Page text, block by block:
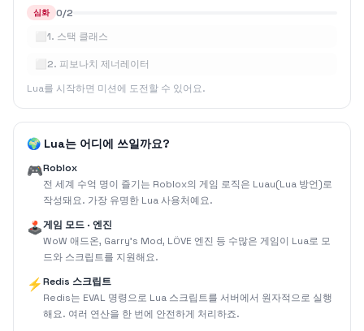
심화 0/2
1. 스택 클래스
2. 피보나치 제너레이터
Lua를 시작하면 미션에 도전할 수 있어요.
🌍 Lua는 어디에 쓰일까요?
🎮Roblox
전 세계 수억 명이 즐기는 Roblox의 게임 로직은 Luau(Lua 방언)로
작성돼요. 가장 유명한 Lua 사용처예요.
🕹️게임 모드 · 엔진
WoW 애드온, Garry's Mod, LÖVE 엔진 등 수많은 게임이 Lua로 모
드와 스크립트를 지원해요.
⚡Redis 스크립트
Redis는 EVAL 명령으로 Lua 스크립트를 서버에서 원자적으로 실행
해요. 여러 연산을 한 번에 안전하게 처리하죠.